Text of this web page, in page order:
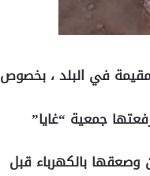
في البلد ، بخصوص
جمعية “غايا”
بالكهرباء قبل